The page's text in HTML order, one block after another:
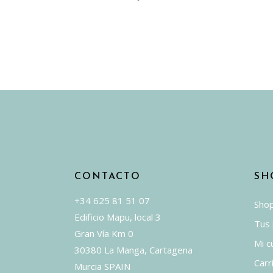
de
CONTACTO
+34 625 81 51 07
Edificio Mapu, local 3
Gran Vía Km 0
30380 La Manga, Cartagena
Murcia SPAIN
Tus
Mi